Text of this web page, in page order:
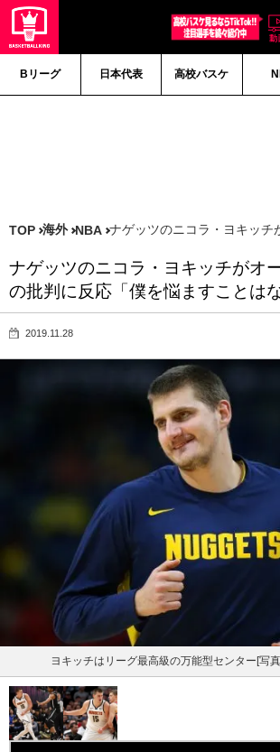
Bリーグ 日本代表 高校バスケ
TOP 海外 NBA ナゲッツのニコラ・ヨキッチ
ナゲッツのニコラ・ヨキッチがオ
の批判に反応「僕を悩ますことはな
2019.11.28
ヨキッチはリーグ最高級の万能型センター[写